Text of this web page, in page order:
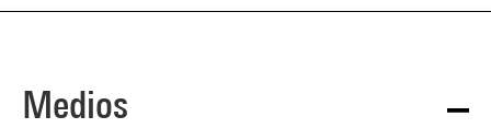
Medios